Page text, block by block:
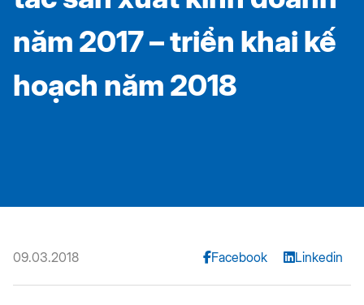
năm 2017 – triển khai kế
hoạch năm 2018
09.03.2018 Facebook Linkedin